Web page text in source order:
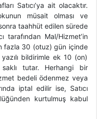
Satıcı’ya ait olacaktır.
müsait olması ve
taahhüt edilen sürede
tarafından Mal/Hizmet’in
fazla 30 (otuz) gün içinde
bildirimle ek 10 (on)
saklı tutar. Herhangi bir
bedeli ödenmez veya
iptal edilir ise, Satıcı
kurtulmuş kabul